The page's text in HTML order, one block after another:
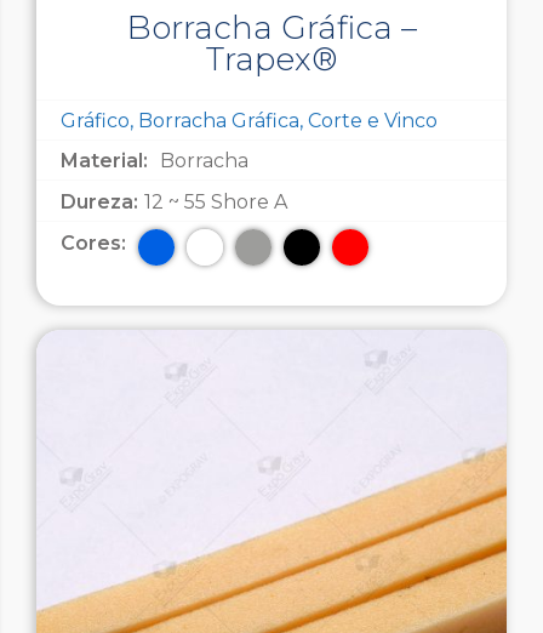
Borracha Gráfica –
Trapex®
Gráfico, Borracha Gráfica, Corte e Vinco
Material:
Borracha
Dureza: 12 ~ 55 Shore A
Cores: